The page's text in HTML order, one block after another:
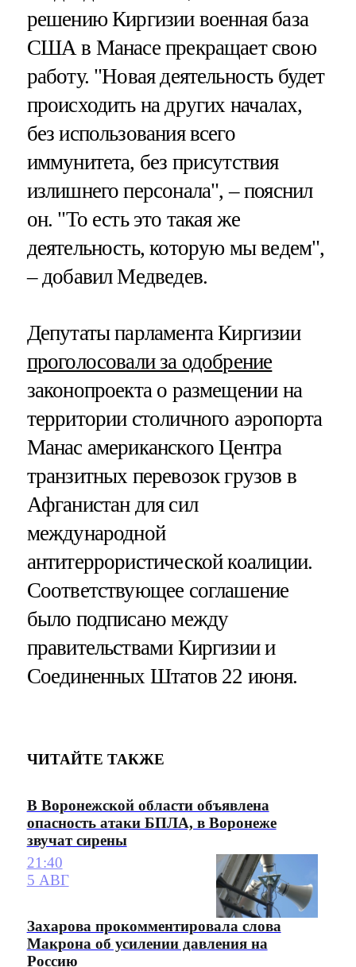
решению Киргизии военная база
США в Манасе прекращает свою
работу. "Новая деятельность будет
происходить на других началах,
без использования всего
иммунитета, без присутствия
излишнего персонала", – пояснил
он. "То есть это такая же
деятельность, которую мы ведем",
– добавил Медведев.
Депутаты парламента Киргизии
проголосовали за одобрение
законопроекта о размещении на
территории столичного аэропорта
Манас американского Центра
транзитных перевозок грузов в
Афганистан для сил
международной
антитеррористической коалиции.
Соответствующее соглашение
было подписано между
правительствами Киргизии и
Соединенных Штатов 22 июня.
ЧИТАЙТЕ ТАКЖЕ
В Воронежской области объявлена
опасность атаки БПЛА, в Воронеже
звучат сирены
21:40
5 АВГ
Захарова прокомментировала слова
Макрона об усилении давления на
Россию